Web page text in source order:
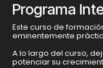
Programa
Este curso de
eminentemente
A lo largo del curso,
potenciar su